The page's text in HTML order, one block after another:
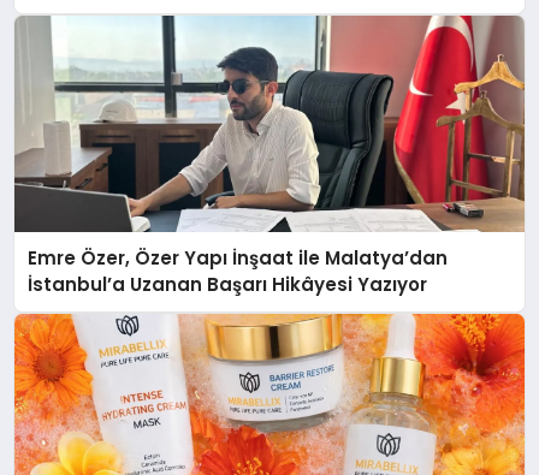
Emre Özer, Özer Yapı İnşaat ile Malatya’dan
İstanbul’a Uzanan Başarı Hikâyesi Yazıyor